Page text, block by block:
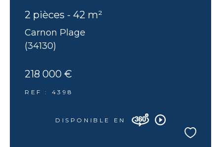
2 pièces - 42 m²
Carnon Plage
(34130)
218 000 €
REF : 4398
DISPONIBLE EN